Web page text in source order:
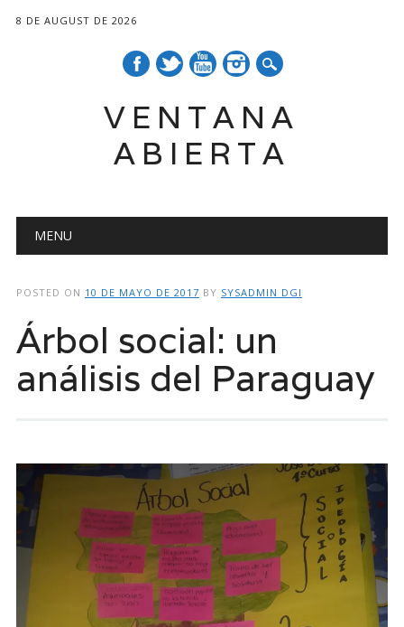
8 DE AUGUST DE 2026
VENTANA
ABIERTA
Main menu
MENU
POSTED ON 10 DE MAYO DE 2017 BY SYSADMIN DGI
Árbol social: un
análisis del Paraguay